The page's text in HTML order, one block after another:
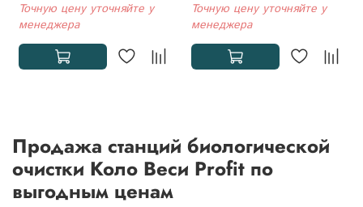
Точную цену уточняйте у
менеджера
Точную цену уточняйте у
менеджера
Продажа станций биологической
очистки Коло Веси Profit по
выгодным ценам